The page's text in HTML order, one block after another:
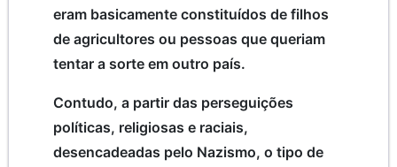
eram basicamente constituídos de filhos
de agricultores ou pessoas que queriam
tentar a sorte em outro país.
Contudo, a partir das perseguições
políticas, religiosas e raciais,
desencadeadas pelo Nazismo, o tipo de